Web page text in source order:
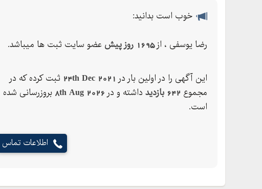
سروو موتور ال اس کره جنوبی
دارای گارانتی و خدمات پس از فروش
بهترین قیمت و بیشترین تخفیف
تخفیف ویژه جهت همکاران و صنعتگران محترم
خوب است بدانید:
رضا یوسفی ، از1695 روز پیش عضو سایت ثبت ها میباشد.
این آگهی را در اولین بار در 24th Dec 2021 ثبت کرده که در
مجموع 642 بازدید داشته و در 8th Aug 2026 بروزرسانی شده
است.
اطلاعات تماس